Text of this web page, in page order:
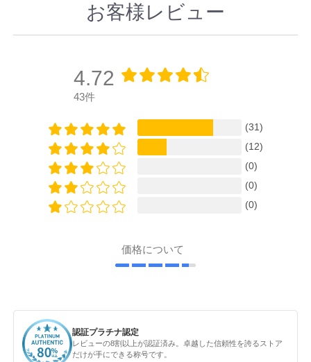
お客様レビュー
4.72
43件
(31)
(12)
(0)
(0)
(0)
価格について
認証プラチナ認定
レビューの8割以上が認証済み。卓越した信頼性を誇るストア
だけが手にできる称号です。